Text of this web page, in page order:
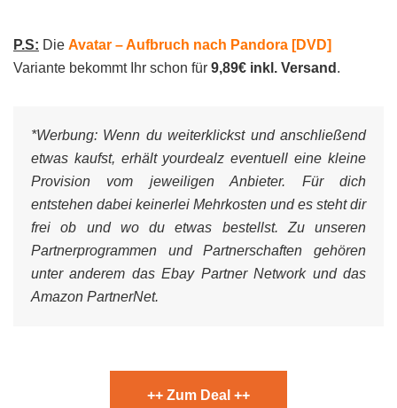
P.S: Die Avatar – Aufbruch nach Pandora [DVD]
Variante bekommt Ihr schon für 9,89€ inkl. Versand .
*Werbung: Wenn du weiterklickst und anschließend
etwas kaufst, erhält yourdealz eventuell eine kleine
Provision vom jeweiligen Anbieter. Für dich
entstehen dabei keinerlei Mehrkosten und es steht dir
frei ob und wo du etwas bestellst. Zu unseren
Partnerprogrammen und Partnerschaften gehören
unter anderem das Ebay Partner Network und das
Amazon PartnerNet.
++ Zum Deal ++